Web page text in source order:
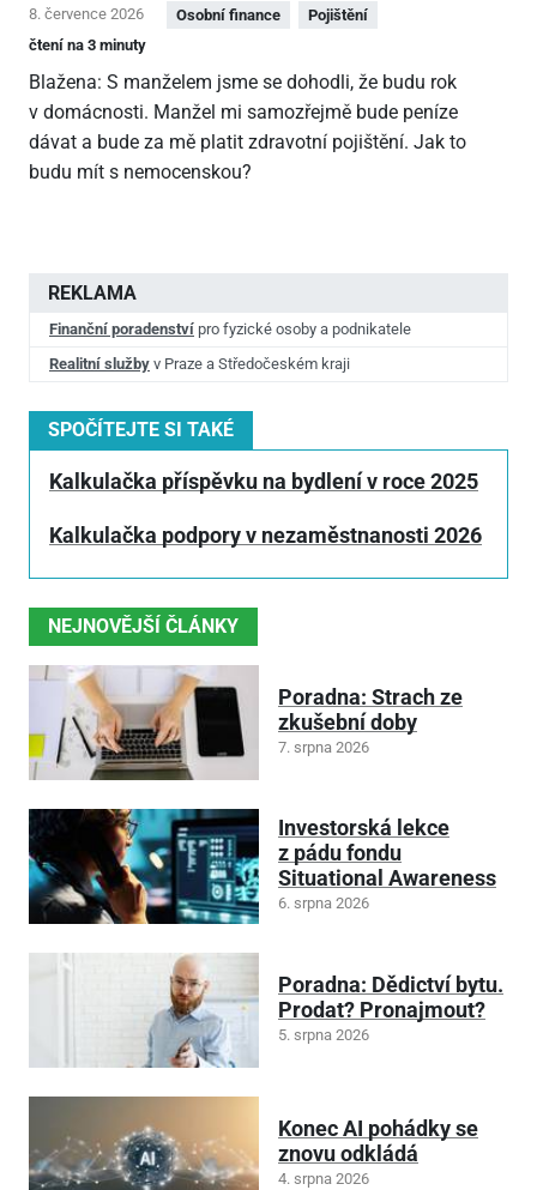
8. července 2026 Osobní finance
Pojištění
čtení na 3 minuty
Blažena: S manželem jsme se dohodli, že budu rok
v domácnosti. Manžel mi samozřejmě bude peníze
dávat a bude za mě platit zdravotní pojištění. Jak to
budu mít s nemocenskou?
REKLAMA
Finanční poradenství pro fyzické osoby a podnikatele
Realitní služby v Praze a Středočeském kraji
SPOČÍTEJTE SI TAKÉ
Kalkulačka příspěvku na bydlení v roce 2025
Kalkulačka podpory v nezaměstnanosti 2026
NEJNOVĚJŠÍ ČLÁNKY
Poradna: Strach ze
zkušební doby
7. srpna 2026
Investorská lekce
z pádu fondu
Situational Awareness
6. srpna 2026
Poradna: Dědictví bytu.
Prodat? Pronajmout?
5. srpna 2026
Konec AI pohádky se
znovu odkládá
4. srpna 2026